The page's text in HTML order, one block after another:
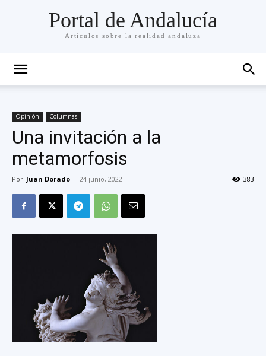
Portal de Andalucía
Artículos sobre la realidad andaluza
Opinión Columnas
Una invitación a la
metamorfosis
Por Juan Dorado - 24 junio, 2022 383